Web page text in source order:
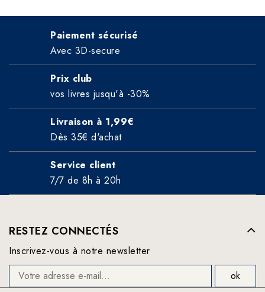
Paiement sécurisé
Avec 3D-secure
Prix club
vos livres jusqu'à -30%
Livraison à 1,99€
Dès 35€ d'achat
Service client
7/7 de 8h à 20h
RESTEZ CONNECTÉS
Inscrivez-vous à notre newsletter